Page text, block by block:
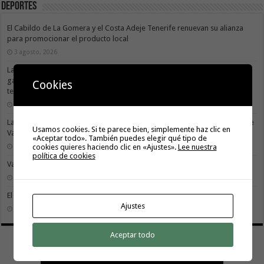
Deportes
El Cabildo de La Gomera y el Costa Adeje Tenerife renuevan su alianza
para promocionar el producto local
3 agosto, 2026
La X Cicloturista Virgen del Carmen adapta su recorrido y horario para
garantizar la seguridad de los participantes ante la alerta por altas
temperaturas
La X Cicloturista Virgen del Carmen recorrerá este sábado los paisajes de
Vallehermoso
30 julio, 2026
Valle Gran Rey acoge este sábado la VII Travesía a Nado Isla Colombina
El II torneo Autonómico Gomahara Beach Vóley ya tiene fecha
Cookies
Usamos cookies. Si te parece bien, simplemente haz clic en
«Aceptar todo». También puedes elegir qué tipo de
cookies quieres haciendo clic en «Ajustes». Lee nuestra
política de cookies
Ajustes
Aceptar todo